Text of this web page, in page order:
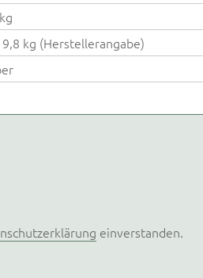
9,8 kg (Herstellerangabe)
einverstanden.